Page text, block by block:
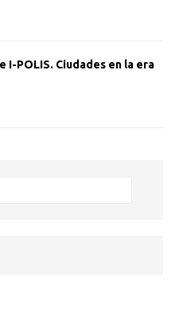
I-POLIS. Ciudades en la era